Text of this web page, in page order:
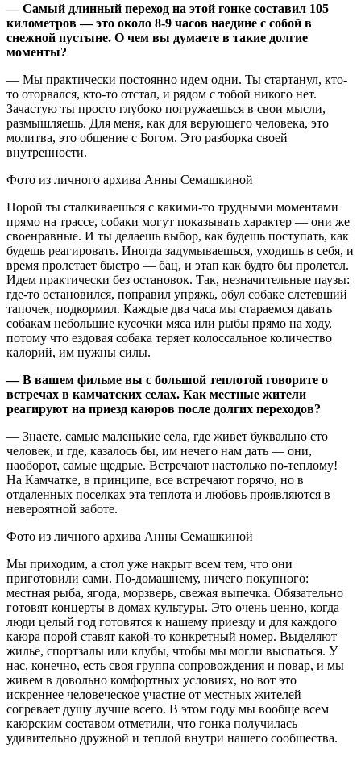
— Самый длинный переход на этой гонке составил 105
километров — это около 8-9 часов наедине с собой в
снежной пустыне. О чем вы думаете в такие долгие
моменты?
— Мы практически постоянно идем одни. Ты стартанул, кто-
то оторвался, кто-то отстал, и рядом с тобой никого нет.
Зачастую ты просто глубоко погружаешься в свои мысли,
размышляешь. Для меня, как для верующего человека, это
молитва, это общение с Богом. Это разборка своей
внутренности.
Фото из личного архива Анны Семашкиной
Порой ты сталкиваешься с какими-то трудными моментами
прямо на трассе, собаки могут показывать характер — они же
своенравные. И ты делаешь выбор, как будешь поступать, как
будешь реагировать. Иногда задумываешься, уходишь в себя, и
время пролетает быстро — бац, и этап как будто бы пролетел.
Идем практически без остановок. Так, незначительные паузы:
где-то остановился, поправил упряжь, обул собаке слетевший
тапочек, подкормил. Каждые два часа мы стараемся давать
собакам небольшие кусочки мяса или рыбы прямо на ходу,
потому что ездовая собака теряет колоссальное количество
калорий, им нужны силы.
— В вашем фильме вы с большой теплотой говорите о
встречах в камчатских селах. Как местные жители
реагируют на приезд каюров после долгих переходов?
— Знаете, самые маленькие села, где живет буквально сто
человек, и где, казалось бы, им нечего нам дать — они,
наоборот, самые щедрые. Встречают настолько по-теплому!
На Камчатке, в принципе, все встречают горячо, но в
отдаленных поселках эта теплота и любовь проявляются в
невероятной заботе.
Фото из личного архива Анны Семашкиной
Мы приходим, а стол уже накрыт всем тем, что они
приготовили сами. По-домашнему, ничего покупного:
местная рыба, ягода, морзверь, свежая выпечка. Обязательно
готовят концерты в домах культуры. Это очень ценно, когда
люди целый год готовятся к нашему приезду и для каждого
каюра порой ставят какой-то конкретный номер. Выделяют
жилье, спортзалы или клубы, чтобы мы могли выспаться. У
нас, конечно, есть своя группа сопровождения и повар, и мы
живем в довольно комфортных условиях, но вот это
искреннее человеческое участие от местных жителей
согревает душу лучше всего. В этом году мы вообще всем
каюрским составом отметили, что гонка получилась
удивительно дружной и теплой внутри нашего сообщества.